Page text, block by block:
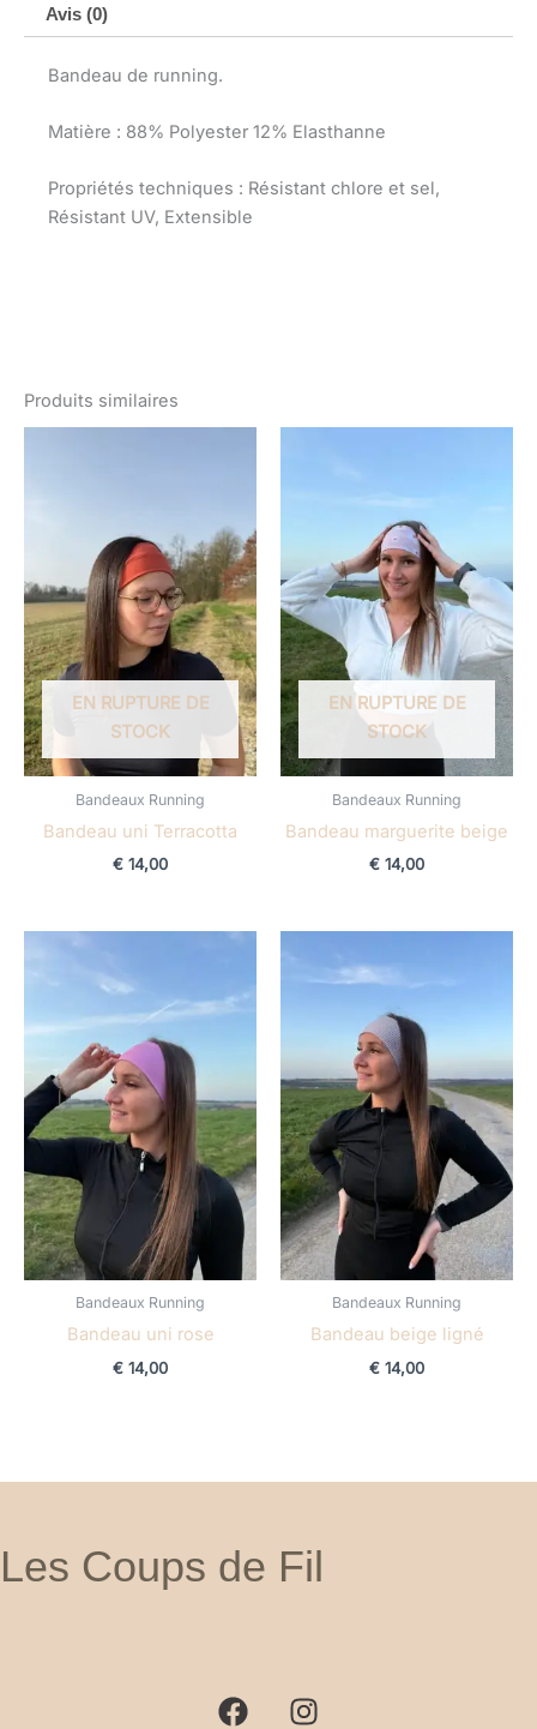
Avis (0)
Bandeau de running.
Matière : 88% Polyester 12% Elasthanne
Propriétés techniques : Résistant chlore et sel,
Résistant UV, Extensible
Produits similaires
EN RUPTURE DE
STOCK
Bandeaux Running
Bandeau uni Terracotta
€ 14,00
EN RUPTURE DE
STOCK
Bandeaux Running
Bandeau marguerite beige
€ 14,00
Bandeaux Running
Bandeau uni rose
€ 14,00
Bandeaux Running
Bandeau beige ligné
€ 14,00
Les Coups de Fil
c
s